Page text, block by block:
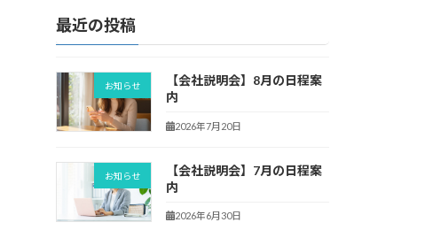
最近の投稿
お知らせ
【会社説明会】8月の日程案
内
2026年7月20日
お知らせ
【会社説明会】7月の日程案
内
2026年6月30日